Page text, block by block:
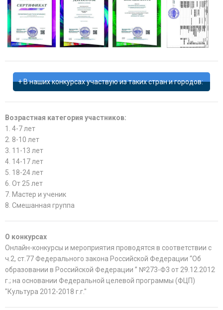
В наших конкурсах участвую из таких стран и городов:
Возрастная категория участников:
1. 4-7 лет
2. 8-10 лет
3. 11-13 лет
4. 14-17 лет
5. 18-24 лет
6. От 25 лет
7. Мастер и ученик
8. Смешанная группа
О конкурсах
Онлайн-конкурсы и мероприятия проводятся в соответствии с
ч.2, ст.77 Федерального закона Российской Федерации “Об
образовании в Российской Федерации ” №273-Ф3 от 29.12.2012
г.; на основании Федеральной целевой программы (ФЦП)
"Культура 2012-2018 г.г."